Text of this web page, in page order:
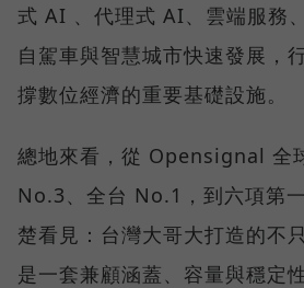
式 AI 、代理式 AI、雲端服務
自駕車與智慧城市快速發展，
撐數位經濟的重要基礎設施。
總地來看，從 Opensignal 全
No.3、全台 No.1，到六項第
楚看見：台灣大哥大打造的不
是一套兼顧涵蓋、容量與穩定